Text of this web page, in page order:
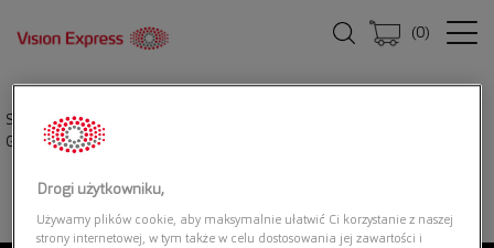
(0)
Strona główna|
GXG0
Drogi użytkowniku,
Używamy plików cookie, aby maksymalnie ułatwić Ci korzystanie z naszej
strony internetowej, w tym także w celu dostosowania jej zawartości i